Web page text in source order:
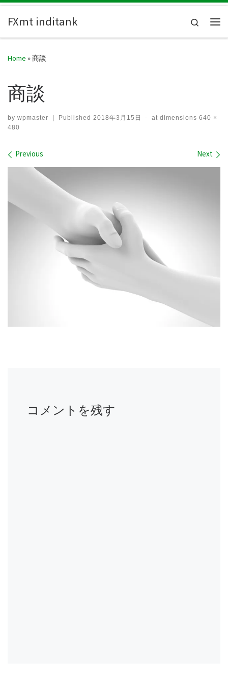
FXmt inditank
Search
Home »商談
商談
by wpmaster | Published 2018年3月15日 - at dimensions 640 ×
480
Images navigation
Previous Next
コメントを残す